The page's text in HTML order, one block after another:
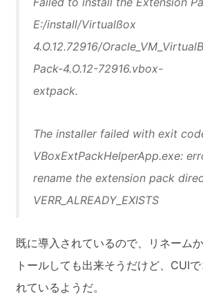
E:/install/Virtualßox
4.O.12.72916/
Pack-4.O.12-72916.vbox-
extpack.
The installer failed with exit
VBoxExtPackHelperApp.exe:
rename the extension pack
VERR_ALREADY_EXISTS
既に導入されているので、リネーム
トールしても出来そうだけど、CUI
れているようだ。